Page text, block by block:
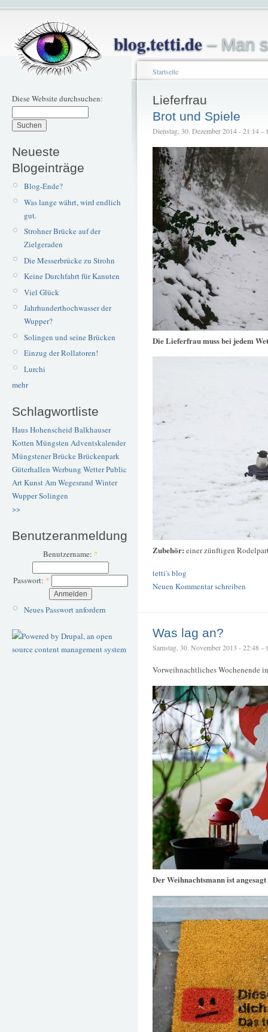
blog.tetti.de– Man
Diese Website durchsuchen:
Neueste
Blogeinträge
Blog-Ende?
Was lange währt, wird endlich
gut.
Strohner Brücke auf der
Zielgeraden
Die Messerbrücke zu Strohn
Keine Durchfahrt für Kanuten
Viel Glück
Jahrhunderthochwasser der
Wupper?
Solingen und seine Brücken
Einzug der Rollatoren!
Lurchi
mehr
Schlagwortliste
Haus Hohenscheid Balkhauser
Kotten Müngsten Adventskalender
Müngstener BrückeBrückenpark
Güterhallen Werbung WetterPublic
ArtKunstAm Wegesrand Winter
WupperSolingen
>>
Benutzeranmeldung
Benutzername: *
Passwort: *
Neues Passwort anfordern
Startseite
Lieferfrau
Brot und Spiele
Dienstag, 30. Dezember 2014 - 21:14 –
Die Lieferfrau muss bei jedem
Zubehör: einer zünftigen
tetti's blog
Neuen Kommentar schreiben
Was lag an?
Samstag, 30. November 2013 - 22:48 –
Vorweihnachtliches Wochenende
Der Weihnachtsmann ist angesagt